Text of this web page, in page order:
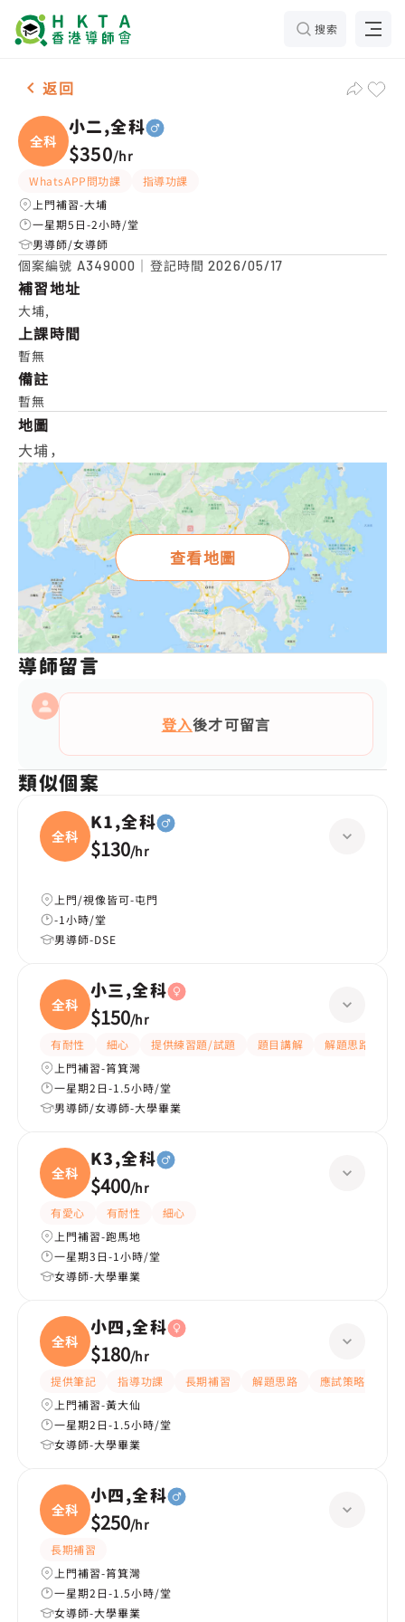
搜索
男-1名 小二,全科，大埔 補習推介
返回
全科
小二,全科
$350/hr
WhatsAPP問功課
指導功課
上門補習-大埔
一星期5日-2小時/堂
男導師/女導師
個案編號 A349000 ｜登記時間2026/05/17
補習地址
大埔,
上課時間
暫無
備註
暫無
地圖
大埔，
查看地圖
導師留言
登入後才可留言
類似個案
全科
K1,全科
$130/hr
上門/視像皆可-屯門
-1小時/堂
男導師-DSE
全科
小三,全科
$150/hr
有耐性 細心 提供練習題/試題 題目講解
解題思路
上門補習-筲箕灣
一星期2日-1.5小時/堂
男導師/女導師-大學畢業
全科
K3,全科
$400/hr
有愛心 有耐性
細心
上門補習-跑馬地
一星期3日-1小時/堂
女導師-大學畢業
全科
小四,全科
$180/hr
提供筆記 指導功課 長期補習 解題思路 應試策略
上門補習-黃大仙
一星期2日-1.5小時/堂
女導師-大學畢業
全科
小四,全科
$250/hr
長期補習
上門補習-筲箕灣
一星期2日-1.5小時/堂
女導師-大學畢業